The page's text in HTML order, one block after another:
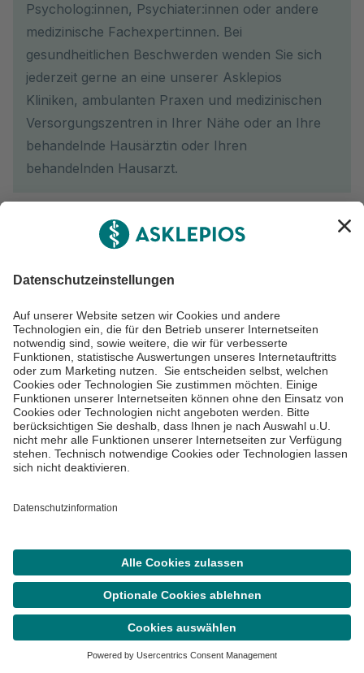
Menü
SucheTermin
Psycholog:innen, Psychiater:innen oder andere
medizinische Fachexpert:innen. Bei
gesundheitlichen Beschwerden wenden Sie sich
jederzeit gerne an eine unserer Asklepios
Kliniken, ambulanten Praxen und medizinischen
Versorgungszentren in Ihrer Nähe oder an Ihre
behandelnde Hausärztin oder Ihren
behandelnden Hausarzt.
Viele wissenswerte Informationen rund um das Thema
Gesundheit erhalten Sie regelmäßig in unserem
Asklepios Newsletter.
Abonnieren
Asklepios Klinik St. Georg
Lohmühlenstraße 5
20099 Hamburg